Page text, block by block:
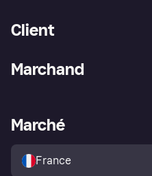
Client
Explorez les magasins
Politique de protection de
l’acheteur Klarna
Marchand
Portail Marchand
Marché
France